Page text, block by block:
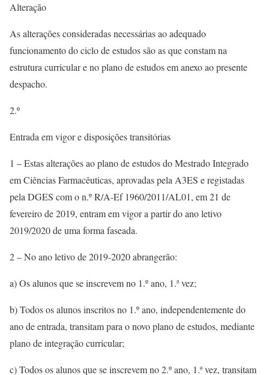
Alteração
As alterações consideradas necessárias ao adequado
funcionamento do ciclo de estudos são as que constam na
estrutura curricular e no plano de estudos em anexo ao presente
despacho.
2.º
Entrada em vigor e disposições transitórias
1 – Estas alterações ao plano de estudos do Mestrado Integrado
em Ciências Farmacêuticas, aprovadas pela A3ES e registadas
pela DGES com o n.º R/A-Ef 1960/2011/AL01, em 21 de
fevereiro de 2019, entram em vigor a partir do ano letivo
2019/2020 de uma forma faseada.
2 – No ano letivo de 2019-2020 abrangerão:
a) Os alunos que se inscrevem no 1.º ano, 1.ª vez;
b) Todos os alunos inscritos no 1.º ano, independentemente do
ano de entrada, transitam para o novo plano de estudos, mediante
plano de integração curricular;
c) Todos os alunos que se inscrevem no 2.º ano, 1.ª vez, transitam